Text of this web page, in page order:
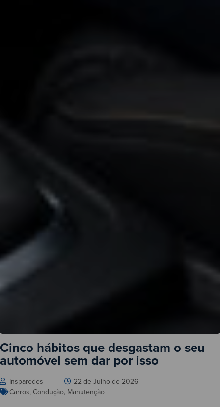
Cinco hábitos que desgastam o seu
automóvel sem dar por isso
Insparedes
22 de Julho de 2026
Carros, Condução, Manutenção